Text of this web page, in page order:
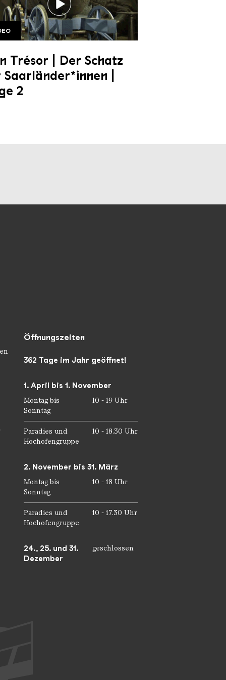
2 1920w
Trésor | Der Schatz
|
2
Öffnungszeiten
362 Tage im Jahr geöffnet!
1. April bis 1. November
Montag bis
Sonntag
10 - 19 Uhr
Paradies und
Hochofengruppe
10 - 18.30 Uhr
2. November bis 31. März
Montag bis
Sonntag
10 - 18 Uhr
Paradies und
Hochofengruppe
10 - 17.30 Uhr
24., 25. und 31.
Dezember
geschlossen